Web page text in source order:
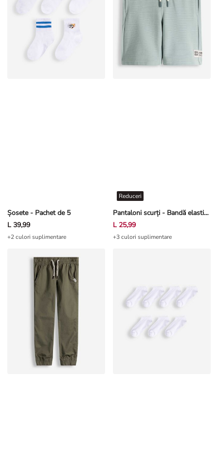
Șosete - Pachet de 5
L 39,99
+2 culori suplimentare
Pantaloni scurți - Bandă elastică în talie - Verde mentă
Reduceri
L 25,99
+3 culori suplimentare